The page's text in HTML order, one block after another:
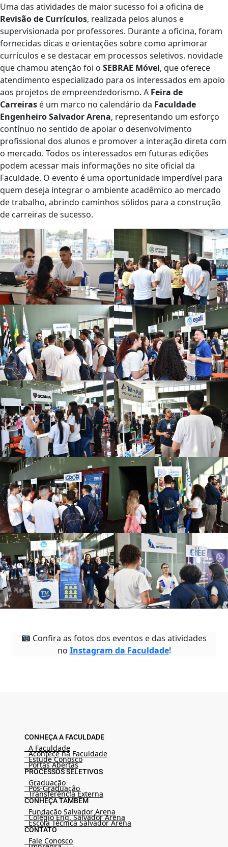
Uma das atividades de maior sucesso foi a oficina de
Revisão de Currículos, realizada pelos alunos e
supervisionada por professores. Durante a oficina, foram
fornecidas dicas e orientações sobre como aprimorar
currículos e se destacar em processos seletivos. novidade
que chamou atenção foi o SEBRAE Móvel, que oferece
atendimento especializado para os interessados em apoio
aos projetos de empreendedorismo. A Feira de
Carreiras é um marco no calendário da Faculdade
Engenheiro Salvador Arena, representando um esforço
contínuo no sentido de apoiar o desenvolvimento
profissional dos alunos e promover a interação direta com
o mercado. Todos os interessados em futuras edições
podem acessar mais informações no site oficial da
Faculdade. O evento é uma oportunidade imperdível para
quem deseja integrar o ambiente acadêmico ao mercado
de trabalho, abrindo caminhos sólidos para a construção
de carreiras de sucesso.
Confira as fotos dos eventos e das atividades
no Instagram da Faculdade!
CONHEÇA A FACULDADE
A Faculdade
Acontece na Faculdade
Estude Conosco
Portas Abertas
PROCESSOS SELETIVOS
Graduação
Pós-Graduação
Transferência Externa
CONHEÇA TAMBÉM
Fundação Salvador Arena
Colégio Eng. Salvador Arena
Escola Técnica Salvador Arena
CONTATO
Fale Conosco